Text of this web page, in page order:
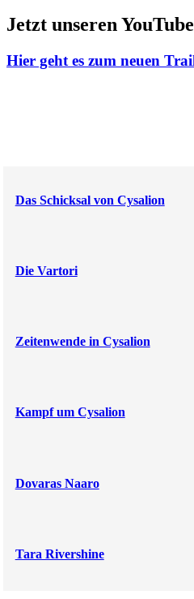
Jetzt unseren
Hier geht es zum neuen
Das Schicksal von Cysalion
Die Vartori
Zeitenwende in Cysalion
Kampf um Cysalion
Dovaras Naaro
Tara Rivershine